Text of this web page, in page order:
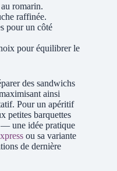
romarin.
raffinée.
pour un côté
pour équilibrer le
des sandwichs
ainsi
Pour un apéritif
petites barquettes
— une idée pratique
ou sa variante
de dernière